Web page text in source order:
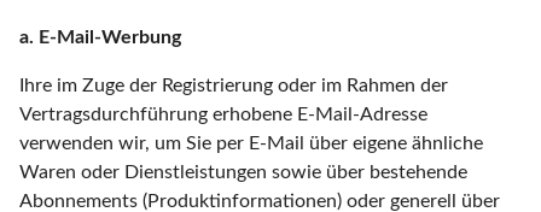
a. E-Mail-Werbung
Ihre im Zuge der Registrierung oder im Rahmen der
Vertragsdurchführung erhobene E-Mail-Adresse
verwenden wir, um Sie per E-Mail über eigene ähnliche
Waren oder Dienstleistungen sowie über bestehende
Abonnements (Produktinformationen) oder generell über